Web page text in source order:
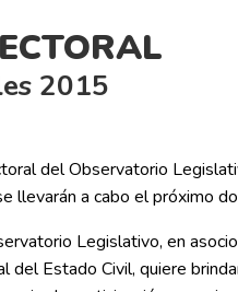
2015
del Observatorio
llevarán a cabo el próximo
Legislativo, en
del Estado Civil, quiere